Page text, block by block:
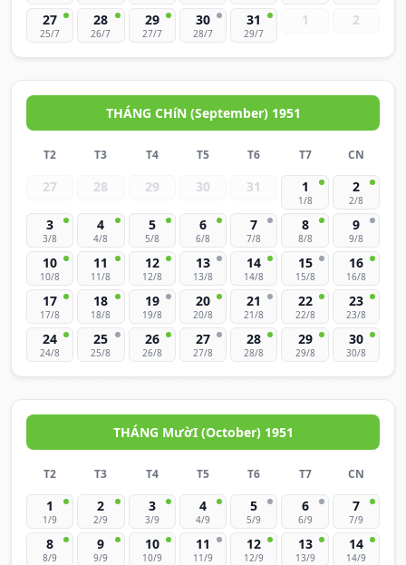
27
25/7
28
26/7
29
27/7
30
28/7
31
29/7
1 2
THÁNG CHíN (September) 1951
T2 T3 T4 T5 T6 T7 CN
27 28 29 30 31 1
1/8
2
2/8
3
3/8
4
4/8
5
5/8
6
6/8
7
7/8
8
8/8
9
9/8
10
10/8
11
11/8
12
12/8
13
13/8
14
14/8
15
15/8
16
16/8
17
17/8
18
18/8
19
19/8
20
20/8
21
21/8
22
22/8
23
23/8
24
24/8
25
25/8
26
26/8
27
27/8
28
28/8
29
29/8
30
30/8
THÁNG MườI (October) 1951
T2 T3 T4 T5 T6 T7 CN
1
1/9
2
2/9
3
3/9
4
4/9
5
5/9
6
6/9
7
7/9
8
8/9
9
9/9
10
10/9
11
11/9
12
12/9
13
13/9
14
14/9